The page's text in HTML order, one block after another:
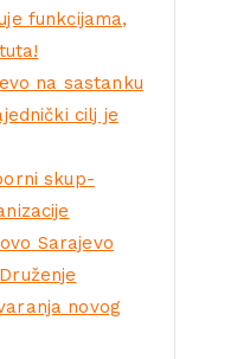
funkcijama,
na sastanku
cilj je
skup-
Sarajevo
novog